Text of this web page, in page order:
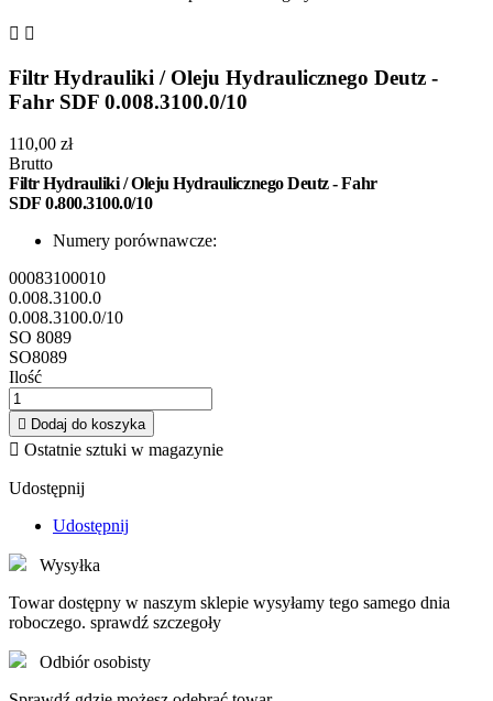
 
Filtr Hydrauliki / Oleju Hydraulicznego Deutz -
Fahr SDF 0.008.3100.0/10
110,00 zł
Brutto
FiltrHydrauliki / Oleju Hydraulicznego Deutz - Fahr
SDF0.800.3100.0/10
Numery porównawcze:
00083100010
0.008.3100.0
0.008.3100.0/10
SO 8089
SO8089
Ilość
 Dodaj do koszyka
 Ostatnie sztuki w magazynie
Udostępnij
Udostępnij
Wysyłka
Towar dostępny w naszym sklepie wysyłamy tego samego dnia
roboczego. sprawdź szczegoły
Odbiór osobisty